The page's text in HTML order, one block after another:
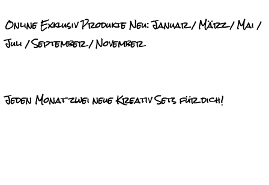
Online Exklusiv Produkte Neu: Januar / März / Mai /
Juli / September / November
Jeden Monat zwei neue Kreativ Sets für dich!